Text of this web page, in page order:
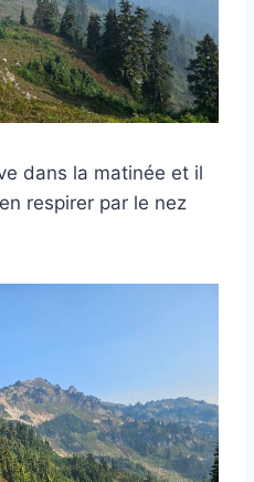
dans la matinée et il
respirer par le nez